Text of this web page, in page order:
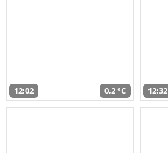
12:02 0,2 °C 12:32